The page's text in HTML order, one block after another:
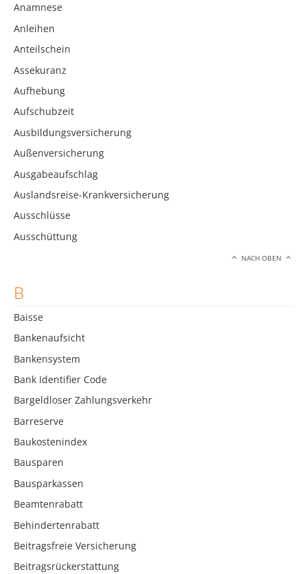
Anamnese
Anleihen
Anteilschein
Assekuranz
Aufhebung
Aufschubzeit
Ausbildungsversicherung
Außenversicherung
Ausgabeaufschlag
Auslandsreise-Krankversicherung
Ausschlüsse
Ausschüttung
NACH OBEN
B
Baisse
Bankenaufsicht
Bankensystem
Bank Identifier Code
Bargeldloser Zahlungsverkehr
Barreserve
Baukostenindex
Bausparen
Bausparkassen
Beamtenrabatt
Behindertenrabatt
Beitragsfreie Versicherung
Beitragsrückerstattung